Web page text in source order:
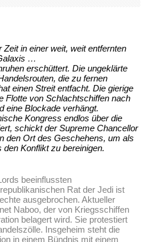
in einer weit, weit entfernten
…
erschüttert. Die ungeklärte
die zu fernen
einen Streit entfacht. Die gierige
Flotte von Schlachtschiffen nach
eine Blockade verhängt.
Kongress endlos über die
schickt der Supreme Chancellor
den Ort des Geschehens, um als
den Konflikt zu bereinigen.
beeinflussten
Rat der Jedi ist
ausgebrochen. Aktueller
Naboo, der von Kriegsschiffen
belagert wird. Sie protestiert
Insgeheim steht die
in einem Bündnis mit einem